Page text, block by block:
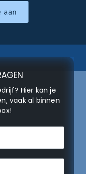
aan
Hier kan je
vaak al binnen